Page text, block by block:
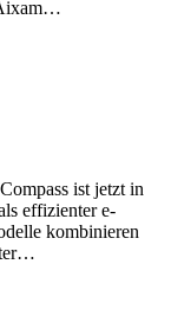
ist jetzt in
effizienter e-
kombinieren